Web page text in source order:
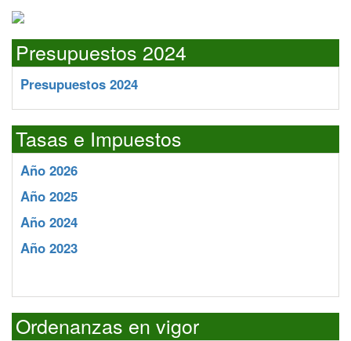
Presupuestos 2024
Presupuestos 2024
Tasas e Impuestos
Año 2026
Año 2025
Año 2024
Año 2023
Ordenanzas en vigor